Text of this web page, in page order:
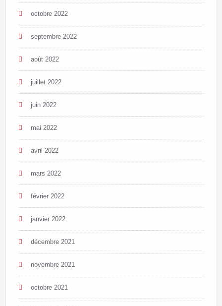
octobre 2022
septembre 2022
août 2022
juillet 2022
juin 2022
mai 2022
avril 2022
mars 2022
février 2022
janvier 2022
décembre 2021
novembre 2021
octobre 2021